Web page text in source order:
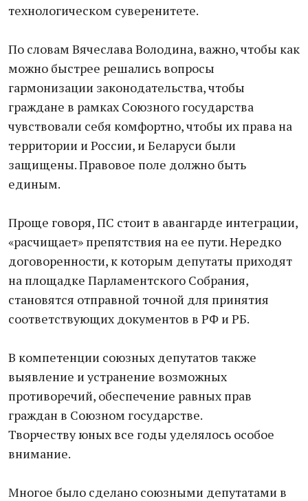
технологическом суверенитете.
По словам Вячеслава Володина, важно, чтобы как
можно быстрее решались вопросы
гармонизации законодательства, чтобы
граждане в рамках Союзного государства
чувствовали себя комфортно, чтобы их права на
территории и России, и Беларуси были
защищены. Правовое поле должно быть
единым.
Проще говоря, ПС стоит в авангарде интеграции,
«расчищает» препятствия на ее пути. Нередко
договоренности, к которым депутаты приходят
на площадке Парламентского Собрания,
становятся отправной точной для принятия
соответствующих документов в РФ и РБ.
В компетенции союзных депутатов также
выявление и устранение возможных
противоречий, обеспечение равных прав
граждан в Союзном государстве.
Творчеству юных все годы уделялось особое
внимание.
Многое было сделано союзными депутатами в